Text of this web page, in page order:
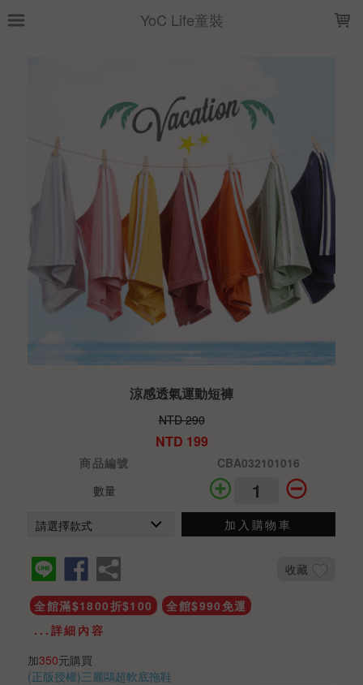
YoC Life童裝
涼感透氣運動短褲
NTD 290
NTD 199
商品編號
CBA032101016
數量
加入購物車
收藏
全館滿$1800折$100
全館$990免運
...詳細內容
加350元購買
(正版授權)三麗鷗超軟底拖鞋